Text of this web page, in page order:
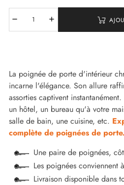
La poignée de porte d'intérieur
incarne l'élégance. Son allure
assorties captivent
un hôtel, un bureau qu'à votre
salle de bain, une cuisine, etc.
complète de poignées de porte.
Une paire de poignées,
Les poignées conviennent
Livraison disponible dans